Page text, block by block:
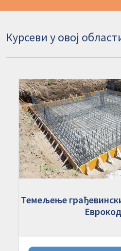
Курсеви у овој
Темељење